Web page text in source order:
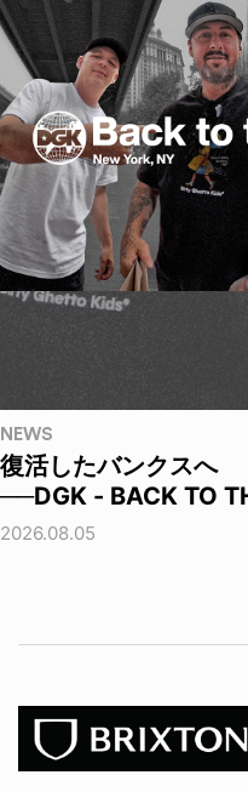
NEWS
復活したバンクスへ
──DGK - BACK TO
2026.08.05